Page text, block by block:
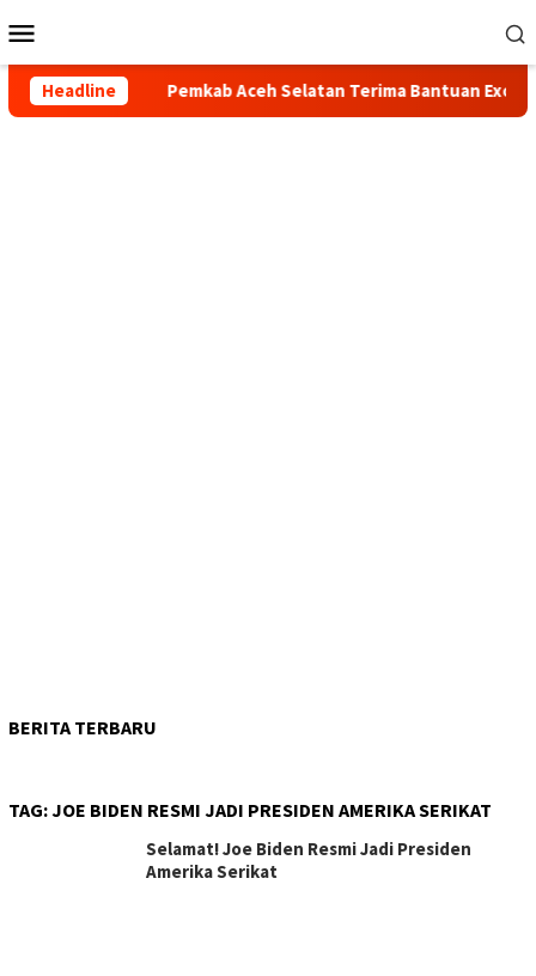
ke
kontenMobile
HeadlinePemkab Aceh Selatan Terima Bantuan Excavator
BERITA TERBARU
TAG:JOE BIDEN RESMI JADI PRESIDEN AMERIKA SERIKAT
Selamat! Joe Biden Resmi Jadi Presiden
Amerika Serikat